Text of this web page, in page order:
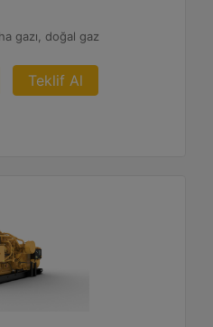
gazı, doğal gaz
Teklif Al